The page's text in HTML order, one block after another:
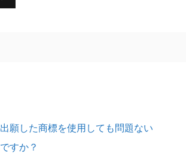
出願した商標を使用しても問題ない
ですか？